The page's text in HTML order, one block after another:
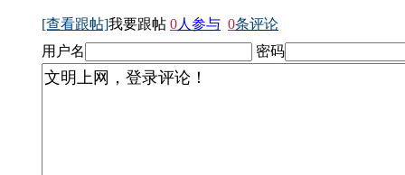
[查看跟帖]我要跟帖 0人参与 0条评论
用户名
密码